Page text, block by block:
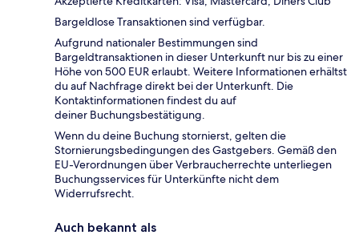
Bargeldlose Transaktionen sind verfügbar.
Aufgrund nationaler Bestimmungen sind
Bargeldtransaktionen in dieser Unterkunft nur bis zu einer
Höhe von 500 EUR erlaubt. Weitere Informationen erhältst
du auf Nachfrage direkt bei der Unterkunft. Die
Kontaktinformationen findest du auf
deiner Buchungsbestätigung.
Wenn du deine Buchung stornierst, gelten die
Stornierungsbedingungen des Gastgebers. Gemäß den
EU-Verordnungen über Verbraucherrechte unterliegen
Buchungsservices für Unterkünfte nicht dem
Widerrufsrecht.
Auch bekannt als